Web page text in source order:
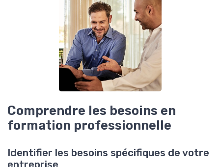
Comprendre les besoins en
formation professionnelle
Identifier les besoins spécifiques de votre
entreprise